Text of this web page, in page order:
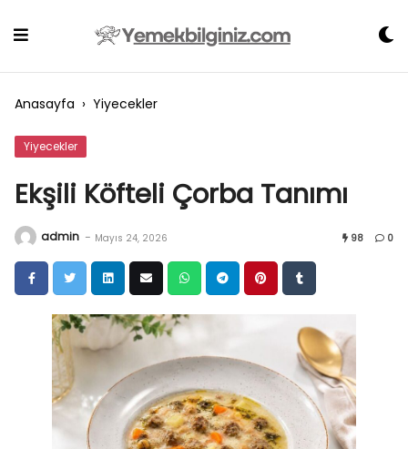
Anasayfa › Yiyecekler
Yiyecekler
Ekşili Köfteli Çorba Tanımı
admin - Mayıs 24, 2026 98 0